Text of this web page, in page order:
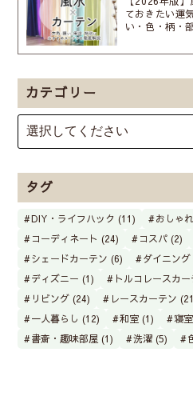
ておきたい運
い・色・柄・
カテゴリー
タグ
DIY・ライフハック (11) おしゃ
コーディネート (24)
コスパ (2)
シェードカーテン (6)
ダイニング
ディズニー (1)
トルコレースカ
リビング (24)
レースカーテン
一人暮らし (12)
和室 (1) 寝
書斎・趣味部屋 (1)
洗濯 (5)